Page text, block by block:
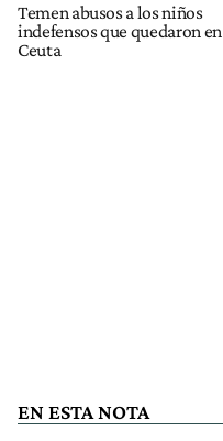
Temen abusos a los niños
indefensos que quedaron en
Ceuta
EN ESTA NOTA